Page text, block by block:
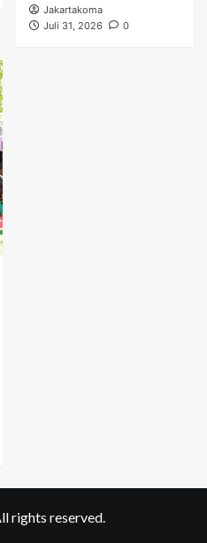
Jakartakoma
Juli 31, 2026
0
rights reserved.